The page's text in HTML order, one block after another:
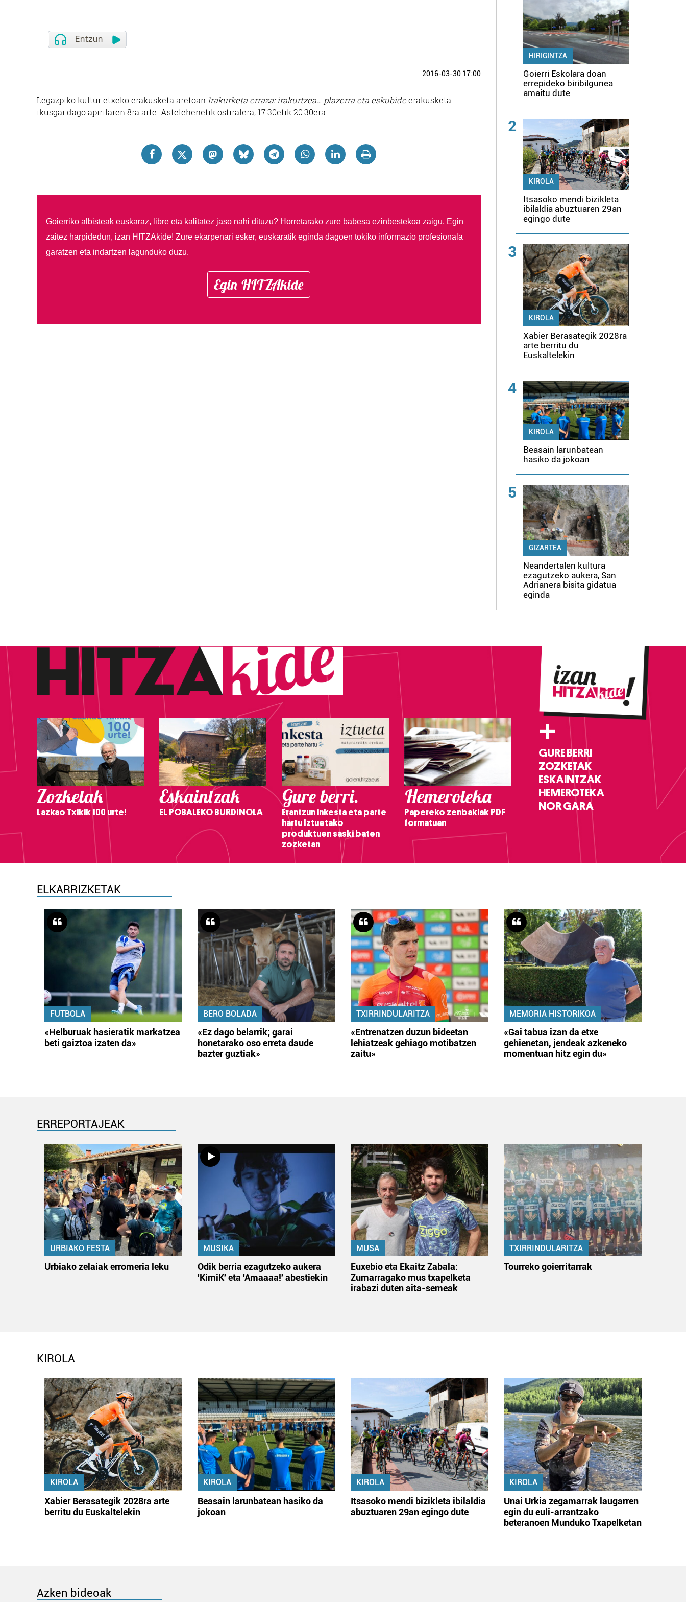
2016-03-30 17:00
Legazpiko kultur etxeko erakusketa aretoan Irakurketa erraza: irakurtzea… plazerra eta eskubideerakusketa
ikusgai dago apirilaren 8ra arte. Astelehenetik ostiralera, 17:30etik 20:30era.
Goierriko albisteak euskaraz, libre eta kalitatez jaso nahi dituzu? Horretarako zure babesa ezinbestekoa zaigu. Egin
zaitez harpidedun, izan HITZAkide! Zure ekarpenari esker, euskaratik eginda dagoen tokiko informazio profesionala
garatzen eta indartzen lagunduko duzu.
Egin HITZAkide
HIRIGINTZA
Goierri Eskolara doan
errepideko biribilgunea
amaitu dute
2
KIROLA
Itsasoko mendi bizikleta
ibilaldia abuztuaren 29an
egingo dute
3
KIROLA
Xabier Berasategik 2028ra
arte berritu du
Euskaltelekin
4
KIROLA
Beasain larunbatean
hasiko da jokoan
5
GIZARTEA
Neandertalen kultura
ezagutzeko aukera, San
Adrianera bisita gidatua
eginda
Zozketak
Lazkao Txikik 100 urte!
Eskaintzak
EL POBALEKO BURDINOLA
Gure berri.
Erantzun inkesta eta parte
hartu Iztuetako
produktuen saski baten
zozketan
Hemeroteka
Papereko zenbakiak PDF
formatuan
+
GURE BERRI
ZOZKETAK
ESKAINTZAK
HEMEROTEKA
NOR GARA
ELKARRIZKETAK
FUTBOLA
«Helburuak hasieratik markatzea
beti gaiztoa izaten da»
BERO BOLADA
«Ez dago belarrik; garai
honetarako oso erreta daude
bazter guztiak»
TXIRRINDULARITZA
«Entrenatzen duzun bideetan
lehiatzeak gehiago motibatzen
zaitu»
MEMORIA HISTORIKOA
«Gai tabua izan da etxe
gehienetan, jendeak azkeneko
momentuan hitz egin du»
ERREPORTAJEAK
URBIAKO FESTA
Urbiako zelaiak erromeria leku
MUSIKA
Odik berria ezagutzeko aukera
'KimiK' eta 'Amaaaa!' abestiekin
MUSA
Euxebio eta Ekaitz Zabala:
Zumarragako mus txapelketa
irabazi duten aita-semeak
TXIRRINDULARITZA
Tourreko goierritarrak
KIROLA
KIROLA
Xabier Berasategik 2028ra arte
berritu du Euskaltelekin
KIROLA
Beasain larunbatean hasiko da
jokoan
KIROLA
Itsasoko mendi bizikleta ibilaldia
abuztuaren 29an egingo dute
KIROLA
Unai Urkia zegamarrak laugarren
egin du euli-arrantzako
beteranoen Munduko Txapelketan
Azken bideoak